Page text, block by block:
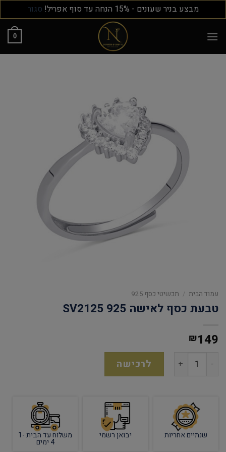
מבצע בניר שעונים - 15% הנחה עד סוף אפריל! סגור
0
עמוד הבית / תכשיטי כסף 925
טבעת כסף לאישה 925 SV2125
₪149
לרכישה
שנתיים אחריות יבואן רשמי משלוח עד הבית 1-
4 ימים